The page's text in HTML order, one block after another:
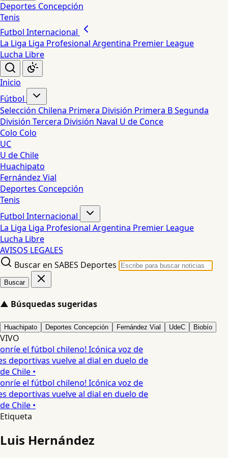
Deportes Concepción
Tenis
Futbol Internacional
La Liga Liga Profesional Argentina Premier League
Lucha Libre
Inicio
Fútbol
Selección Chilena Primera División Primera BSegunda
División Tercera División Naval U de Conce
Colo Colo
UC
U de Chile
Huachipato
Fernández Vial
Deportes Concepción
Tenis
Futbol Internacional
La Liga Liga Profesional Argentina Premier League
Lucha Libre
AVISOS LEGALES
Buscar en SABES Deportes
Buscar
▲ Búsquedas sugeridas
Huachipato Deportes Concepción Fernández Vial UdeC Biobío
VIVO
el fútbol chileno! Icónica voz de
deportivas vuelve al dial en duelo de
Chile •
el fútbol chileno! Icónica voz de
deportivas vuelve al dial en duelo de
Chile •
Etiqueta
Luis Hernández